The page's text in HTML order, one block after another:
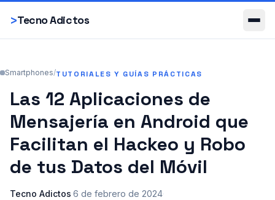
>Tecno Adictos
Smartphones
Smartphones/TUTORIALES Y GUÍAS PRÁCTICAS
Las 12 Aplicaciones de
Mensajería en Android que
Facilitan el Hackeo y Robo
de tus Datos del Móvil
Tecno Adictos·6 de febrero de 2024·